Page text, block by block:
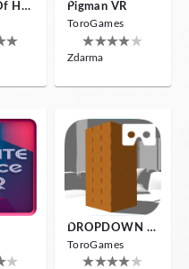
10 Years Of Horror Nights Pigman VR
ToroGames
Zdarma
DROPDOWN VR
ToroGames